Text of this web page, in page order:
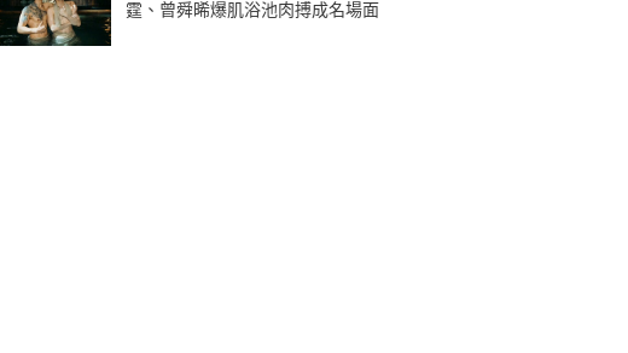
霆、曾舜晞爆肌浴池肉搏成名場面